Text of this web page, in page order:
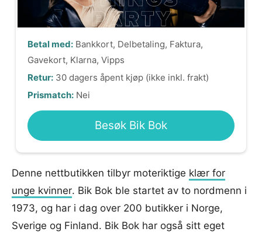
Betal med: Bankkort, Delbetaling, Faktura,
Gavekort, Klarna, Vipps
Retur: 30 dagers åpent kjøp (ikke inkl. frakt)
Prismatch: Nei
Besøk Bik Bok
Denne nettbutikken tilbyr moteriktige klær for
unge kvinner. Bik Bok ble startet av to nordmenn i
1973, og har i dag over 200 butikker i Norge,
Sverige og Finland. Bik Bok har også sitt eget